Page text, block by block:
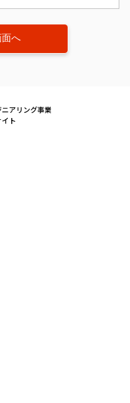
す。ただし、個人情報を
当事項につきまして当社
又は提供の拒否」に関
、該当情報に関して
、「訂正、追加、削
を要求する権利を有し
の内トラストタワー本
4778
アリング事業
ト